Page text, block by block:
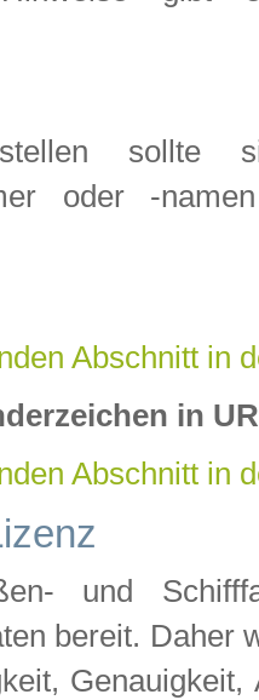
sollte
oder -
Abschnitt in
in
Abschnitt in
und
bereit. Daher